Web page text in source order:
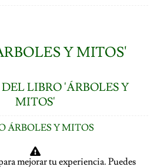
Y MITOS'
LIBRO 'ÁRBOLES Y
MITOS'
ÁRBOLES Y MITOS
DE CAPÍTULOS
mejorar tu experiencia. Puedes